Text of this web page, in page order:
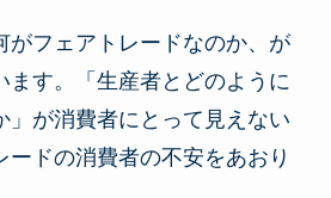
がフェアトレードなのか、が
ます。「生産者とどのように
」が消費者にとって見えない
ードの消費者の不安をあおり